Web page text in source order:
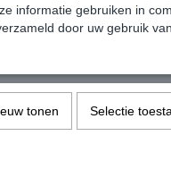
informatie gebruiken in
door uw gebruik
tonen Selectie